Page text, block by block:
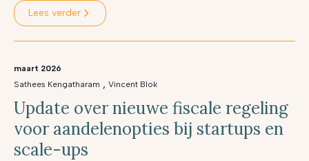
Lees verder
maart 2026
Sathees Kengatharam , Vincent Blok
Update over nieuwe fiscale regeling
voor aandelenopties bij startups en
scale-ups